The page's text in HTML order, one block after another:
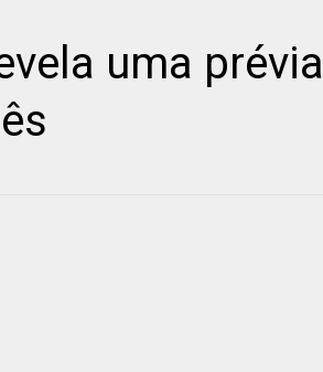
uma prévia